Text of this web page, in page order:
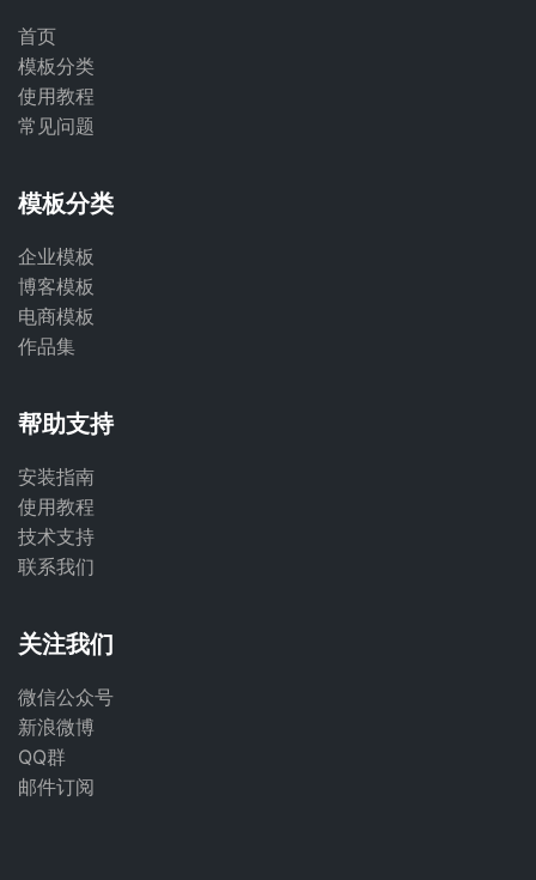
首页
模板分类
使用教程
常见问题
模板分类
企业模板
博客模板
电商模板
作品集
帮助支持
安装指南
使用教程
技术支持
联系我们
关注我们
微信公众号
新浪微博
QQ群
邮件订阅